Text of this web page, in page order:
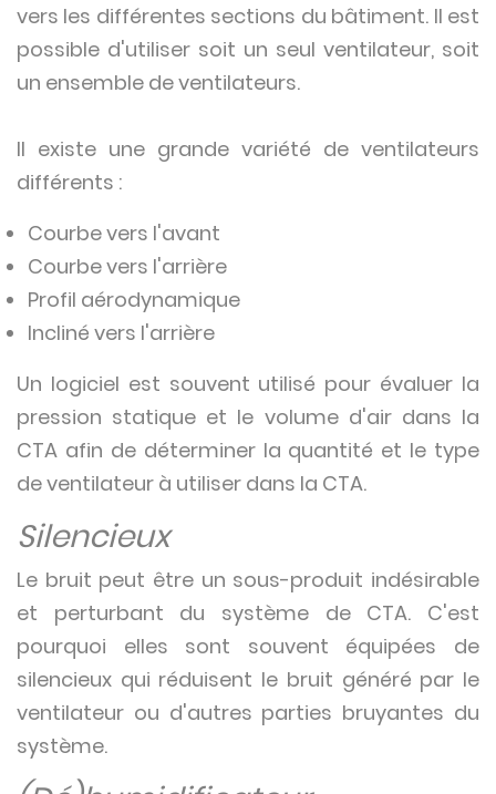
vers les différentes sections du bâtiment. Il est
possible d'utiliser soit un seul ventilateur, soit
un ensemble de ventilateurs.
Il existe une grande variété de ventilateurs
différents :
Courbe vers l'avant
Courbe vers l'arrière
Profil aérodynamique
Incliné vers l'arrière
Un logiciel est souvent utilisé pour évaluer la
pression statique et le volume d'air dans la
CTA afin de déterminer la quantité et le type
de ventilateur à utiliser dans la CTA.
Silencieux
Le bruit peut être un sous-produit indésirable
et perturbant du système de CTA. C'est
pourquoi elles sont souvent équipées de
silencieux qui réduisent le bruit généré par le
ventilateur ou d'autres parties bruyantes du
système.